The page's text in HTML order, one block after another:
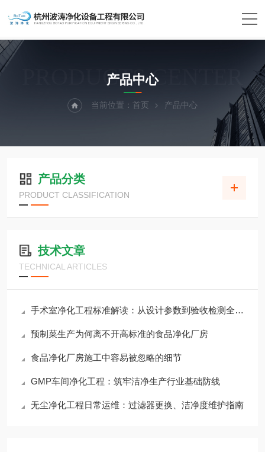
PRODUCTS CENTER
产品中心
当前位置： 首页 产品中心
产品分类
PRODUCT CLASSIFICATION
技术文章
TECHNICAL ARTICLES
手术室净化工程标准解读：从设计参数到验收检测全流程
预制菜生产为何离不开高标准的食品净化厂房
食品净化厂房施工中容易被忽略的细节
GMP车间净化工程：筑牢洁净生产行业基础防线
无尘净化工程日常运维：过滤器更换、洁净度维护指南